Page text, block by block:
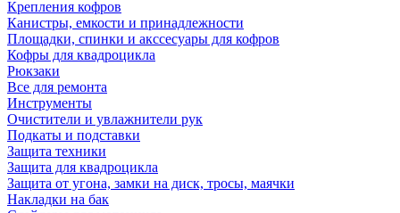
Крепления кофров
Канистры, емкости и принадлежности
Площадки, спинки и акссесуары для кофров
Кофры для квадроцикла
Рюкзаки
Все для ремонта
Инструменты
Очистители и увлажнители рук
Подкаты и подставки
Защита техники
Защита для квадроцикла
Защита от угона, замки на диск, тросы, маячки
Накладки на бак